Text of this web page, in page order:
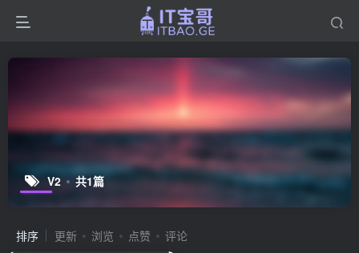
V2 共1篇
排序 更新 浏览 点赞 评论